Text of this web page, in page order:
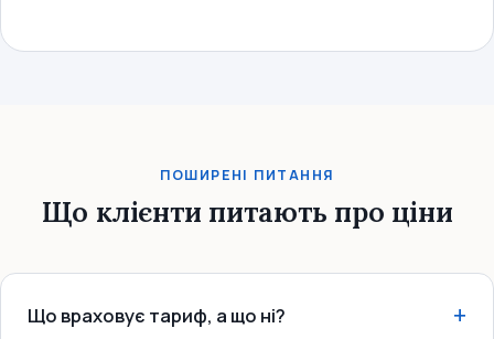
ПОШИРЕНІ ПИТАННЯ
Що клієнти питають про ціни
Що враховує тариф, а що ні?